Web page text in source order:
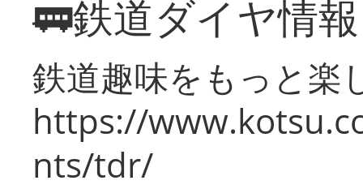
🚃鉄道ダイヤ情
鉄道趣味をもっと楽
https://
nts/tdr/